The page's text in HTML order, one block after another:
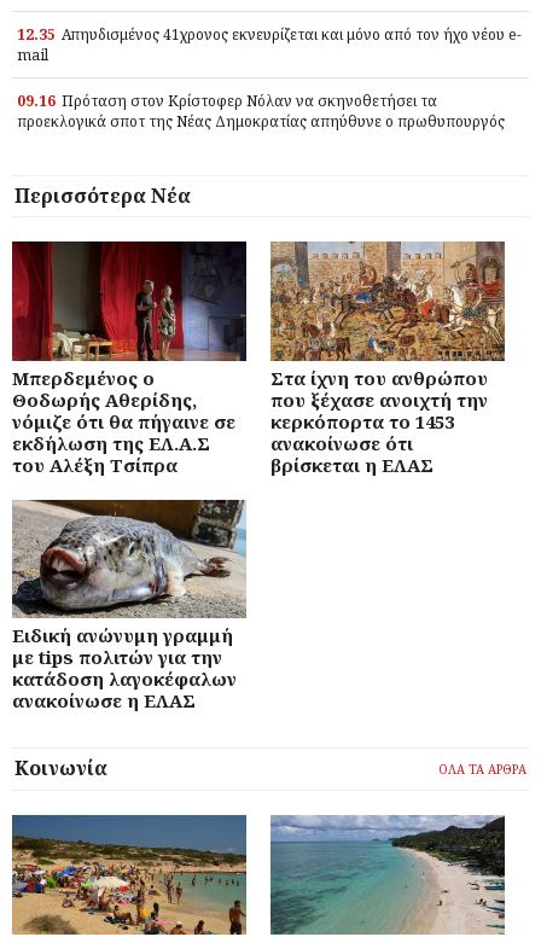
12.35 Απηυδισμένος 41χρονος εκνευρίζεται και μόνο από τον ήχο νέου e-
mail
09.16 Πρόταση στον Κρίστοφερ Νόλαν να σκηνοθετήσει τα
προεκλογικά σποτ της Νέας Δημοκρατίας απηύθυνε ο πρωθυπουργός
Περισσότερα Νέα
Μπερδεμένος ο
Θοδωρής Αθερίδης,
νόμιζε ότι θα πήγαινε σε
εκδήλωση της ΕΛ.Α.Σ
του Αλέξη Τσίπρα
Στα ίχνη του ανθρώπου
που ξέχασε ανοιχτή την
κερκόπορτα το 1453
ανακοίνωσε ότι
βρίσκεται η ΕΛΑΣ
Ειδική ανώνυμη γραμμή
με tips πολιτών για την
κατάδοση λαγοκέφαλων
ανακοίνωσε η ΕΛΑΣ
Κοινωνία ΟΛΑ ΤΑ ΑΡΘΡΑ